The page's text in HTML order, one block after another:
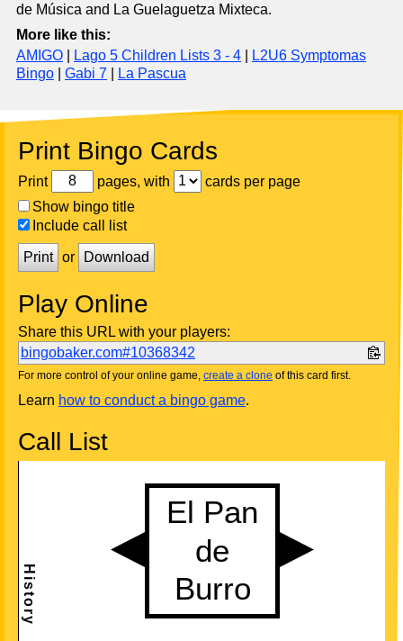
de Música and La Guelaguetza Mixteca.
More like this:
AMIGO
Lago 5 Children Lists 3 - 4
L2U6 Symptomas
Bingo
Gabi 7 La Pascua
Print Bingo Cards
Print pages, with
cards per page
Show bingo title
Include call list
Print or Download
Play Online
Share this URL with your players:
bingobaker.com#10368342
For more control of your online game, create a clone of this card first.
Learn how to conduct a bingo game.
Call List